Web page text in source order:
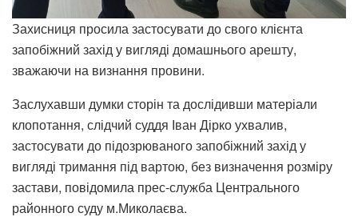
Захисниця просила застосувати до свого клієнта
запобіжний захід у вигляді домашнього арешту,
зважаючи на визнання провини.
Заслухавши думки сторін та дослідивши матеріали
клопотання, слідчий суддя Іван Дірко ухвалив,
застосувати до підозрюваного запобіжний захід у
вигляді тримання під вартою, без визначення розміру
застави, повідомила прес-служба Центрального
районного суду м.Миколаєва.